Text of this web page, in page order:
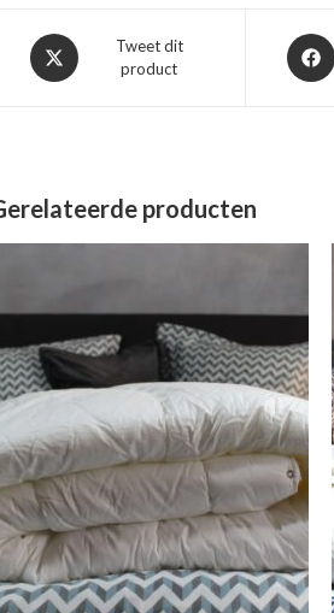
Opent
in
Tweet dit
product
Opent
in
producten